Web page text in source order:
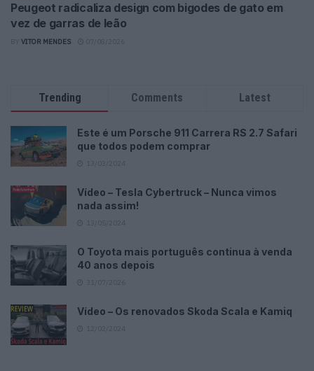
Peugeot radicaliza design com bigodes de gato em
vez de garras de leão
VITOR MENDES
Trending Comments Latest
Este é um Porsche 911 Carrera RS 2.7 Safari
que todos podem comprar
Vídeo – Tesla Cybertruck – Nunca vimos
nada assim!
O Toyota mais português continua à venda
40 anos depois
Vídeo – Os renovados Skoda Scala e Kamiq